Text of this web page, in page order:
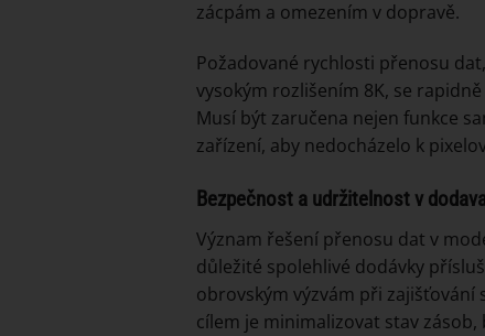
zácpám a omezením v dopravě.
Požadované rychlosti přenosu
vysokým rozlišením 8K, se
Musí být zaručena nejen funkce
zařízení, aby nedocházelo k
Bezpečnost a udržitelnost v
Význam řešení přenosu dat v
důležité spolehlivé dodávky
obrovským výzvám při
cílem je minimalizovat stav